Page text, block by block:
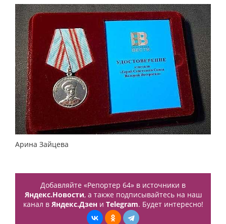
Арина Зайцева
Добавляйте «Репортер 64» в источники в
Яндекс.Новости, а также подписывайтесь на наш
канал в Яндекс.Дзени Telegram. Будет интересно!